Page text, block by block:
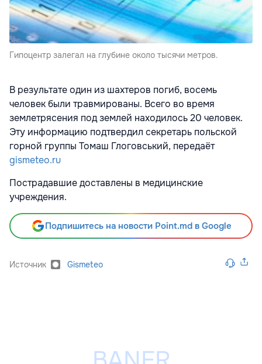
Гипоцентр залегал на глубине около тысячи метров.
В результате один из шахтеров погиб, восемь
человек были травмированы. Всего во время
землетрясения под землей находилось 20 человек.
Эту информацию подтвердил секретарь польской
горной группы Томаш Глоговський, передаёт
gismeteo.ru
Пострадавшие доставлены в медицинские
учреждения.
Подпишитесь на новости Point.md в Google
Источник Gismeteo